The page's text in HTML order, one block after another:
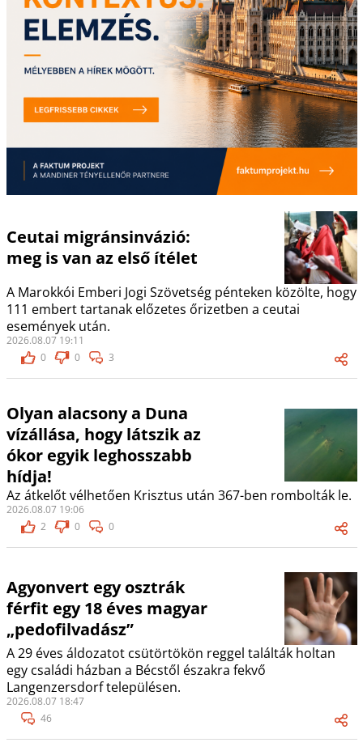
Ceutai migránsinvázió:
meg is van az első ítélet
A Marokkói Emberi Jogi Szövetség pénteken közölte, hogy
111 embert tartanak előzetes őrizetben a ceutai
események után.
2026.08.07 19:11
0
0 3
Olyan alacsony a Duna
vízállása, hogy látszik az
ókor egyik leghosszabb
hídja!
Az átkelőt vélhetően Krisztus után 367-ben rombolták le.
2026.08.07 19:06
2
0 0
Agyonvert egy osztrák
férfit egy 18 éves magyar
„pedofilvadász”
A 29 éves áldozatot csütörtökön reggel találták holtan
egy családi házban a Bécstől északra fekvő
Langenzersdorf településen.
2026.08.07 18:47
46